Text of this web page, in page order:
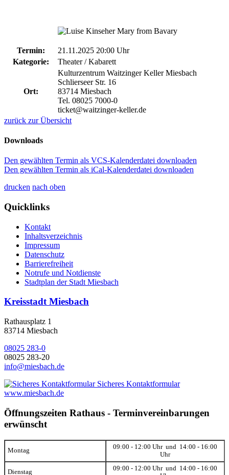
Termin:
21.11.2025 20:00 Uhr
Kategorie:
Theater / Kabarett
Ort:
Kulturzentrum Waitzinger Keller Miesbach
Schlierseer Str. 16
83714 Miesbach
Tel. 08025 7000-0
ticket@waitzinger-keller.de
zurück zur Übersicht
Downloads
Den gewählten Termin als VCS-Kalenderdatei downloaden
Den gewählten Termin als iCal-Kalenderdatei downloaden
drucken nach oben
Quicklinks
Kontakt
Inhaltsverzeichnis
Impressum
Datenschutz
Barrierefreiheit
Notrufe und Notdienste
Stadtplan der Stadt Miesbach
Kreisstadt Miesbach
Rathausplatz 1
83714 Miesbach
08025 283-0
08025 283-20
info@miesbach.de
Sicheres Kontaktformular
www.miesbach.de
Öffnungszeiten Rathaus - Terminvereinbarungen
erwünscht
Montag
09:00 - 12:00 Uhr und 14:00 - 16:00
Uhr
Dienstag
09:00 - 12:00 Uhr und 14:00 - 16:00